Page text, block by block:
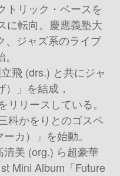
トリック・ベースを
に転向。慶應義塾大
、ジャズ系のライブ
飛 (drs.) と共にジャ
」を結成，
リースしている。
科かをりとのゴスペ
カ）」を始動。
美 (org.) ら超豪華
Mini Album「Future